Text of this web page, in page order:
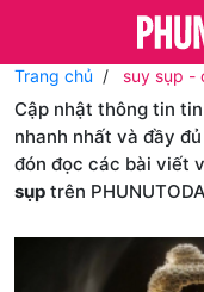
Trang chủ suy sụp -
Cập nhật thông tin
nhanh nhất và đầy
đón đọc các bài viết
sụp trên